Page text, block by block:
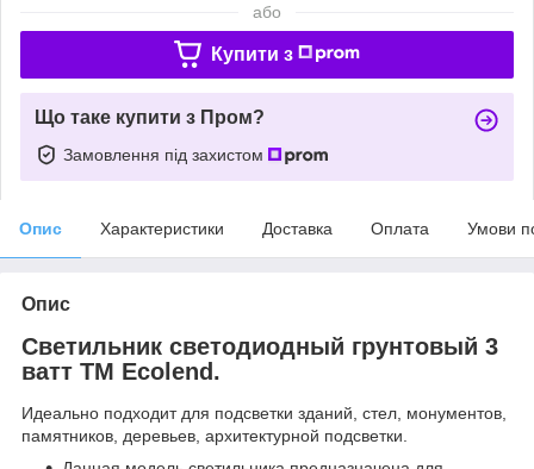
або
Купити з
Що таке купити з Пром?
Замовлення під захистом
Опис Характеристики Доставка Оплата Умови
Опис
Светильник светодиодный грунтовый 3
ватт ТМ Ecolend.
Идеально подходит для подсветки зданий, стел, монументов,
памятников, деревьев, архитектурной подсветки.